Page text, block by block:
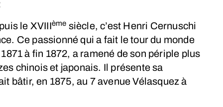
le XVIIIème siècle, c’est Henri Cernuschi
Ce passionné qui a fait le tour du monde
à fin 1872, a ramené de son périple plus
chinois et japonais. Il présente sa
bâtir, en 1875, au 7 avenue Vélasquez à